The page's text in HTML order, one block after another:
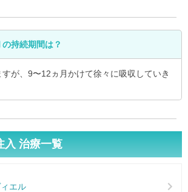
持続期間は？
が、9〜12ヵ月かけて徐々に吸収していき
入 治療一覧
エル